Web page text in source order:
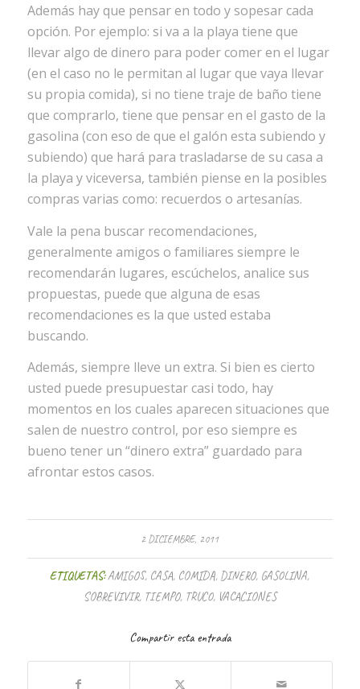
Además hay que pensar en todo y sopesar cada
opción. Por ejemplo: si va a la playa tiene que
llevar algo de dinero para poder comer en el lugar
(en el caso no le permitan al lugar que vaya llevar
su propia comida), si no tiene traje de baño tiene
que comprarlo, tiene que pensar en el gasto de la
gasolina (con eso de que el galón esta subiendo y
subiendo) que hará para trasladarse de su casa a
la playa y viceversa, también piense en la posibles
compras varias como: recuerdos o artesanías.
Vale la pena buscar recomendaciones,
generalmente amigos o familiares siempre le
recomendarán lugares, escúchelos, analice sus
propuestas, puede que alguna de esas
recomendaciones es la que usted estaba
buscando.
Además, siempre lleve un extra. Si bien es cierto
usted puede presupuestar casi todo, hay
momentos en los cuales aparecen situaciones que
salen de nuestro control, por eso siempre es
bueno tener un “dinero extra” guardado para
afrontar estos casos.
2 DICIEMBRE, 2011
ETIQUETAS:AMIGOS, CASA, COMIDA, DINERO, GASOLINA,
SOBREVIVIR, TIEMPO, TRUCO, VACACIONES
Compartir esta entrada